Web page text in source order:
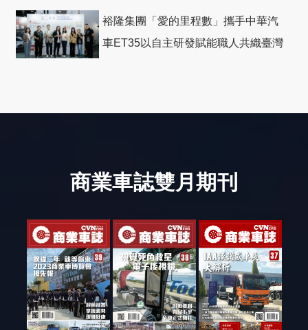
裕隆集團「愛的里程數」攜手中華汽
車ET35以自主研發賦能職人共織臺灣
商業車誌雙月期刊